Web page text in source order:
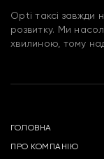
Opti таксі завжди
розвитку. Ми
хвилиною, тому
ГОЛОВНА
ПРО КОМПАНІЮ